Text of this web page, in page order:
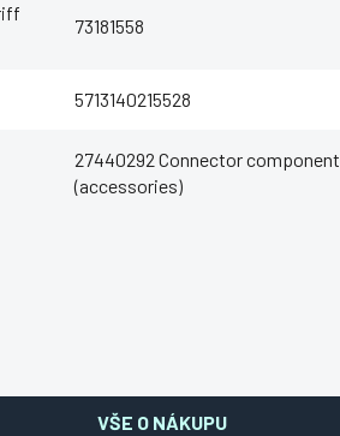
73181558
5713140215528
27440292 Connector component
(accessories)
VŠE O NÁKUPU